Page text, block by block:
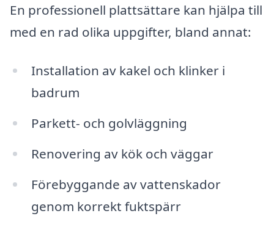
En professionell plattsättare kan hjälpa till
med en rad olika uppgifter, bland annat:
Installation av kakel och klinker i
badrum
Parkett- och golvläggning
Renovering av kök och väggar
Förebyggande av vattenskador
genom korrekt fuktspärr